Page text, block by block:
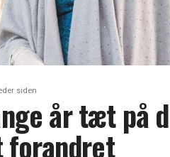
siden
år tæt på
forandret